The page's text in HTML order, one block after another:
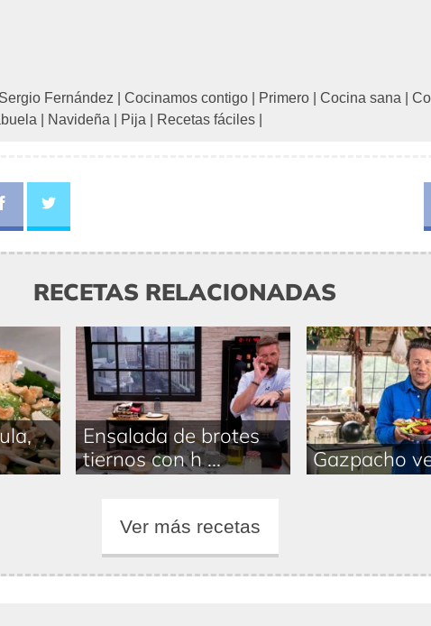
Sergio Fernández Cocinamos contigo Primero Cocina sana
Navideña Pija Recetas fáciles
RECETAS RELACIONADAS
Ensalada de brotes
tiernos con h ...
Gazpacho
Ver más recetas